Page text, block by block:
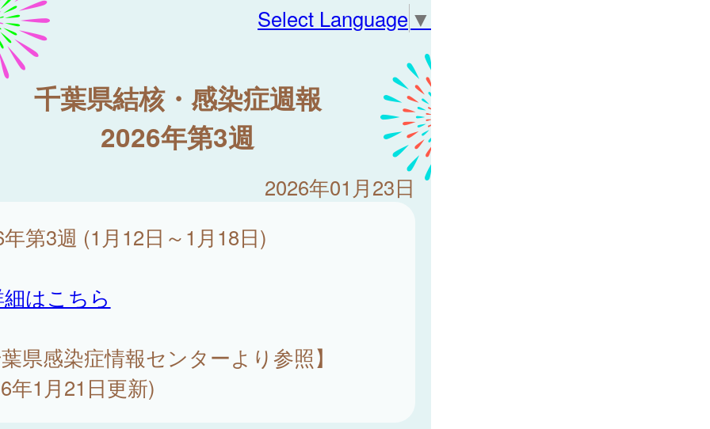
Select Language ▼
千葉県結核・感染症週報
2026年第3週
2026年01月23日
第3週 (1月12日～1月18日)
はこちら
県感染症情報センターより参照】
年1月21日更新)